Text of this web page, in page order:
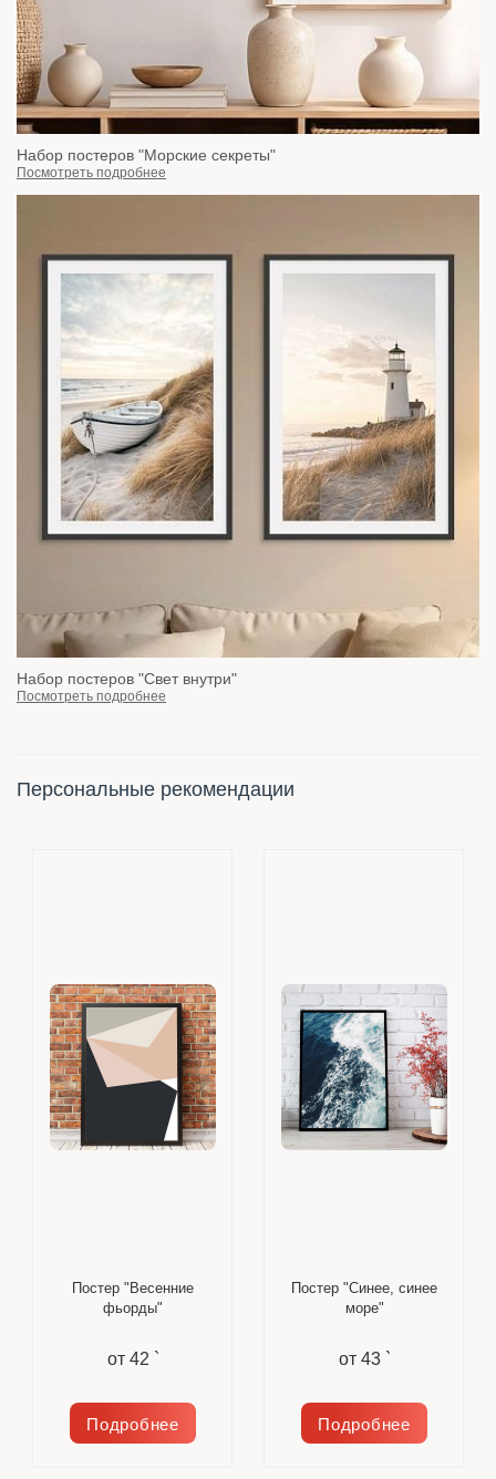
Набор постеров "Морские секреты"
Посмотреть подробнее
Набор постеров "Свет внутри"
Посмотреть подробнее
Персональные рекомендации
Постер "Весенние
фьорды"
от 42 `
Подробнее
Постер "Синее, синее
море"
от 43 `
Подробнее